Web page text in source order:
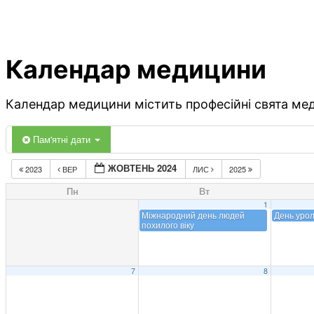
Календар медицини
Календар медицини містить професійні свята
Пам'ятні дати
2023 ВЕР ЖОВТЕНЬ 2024 ЛИС 2025
Пн Вт
1
Міжнародний день людей
похилого віку
День
7 8